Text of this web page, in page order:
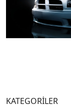
KATEGORİLER